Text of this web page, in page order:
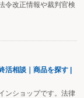
令改正情報や裁判官検
活相談｜商品を探す |
ンショップです。法律